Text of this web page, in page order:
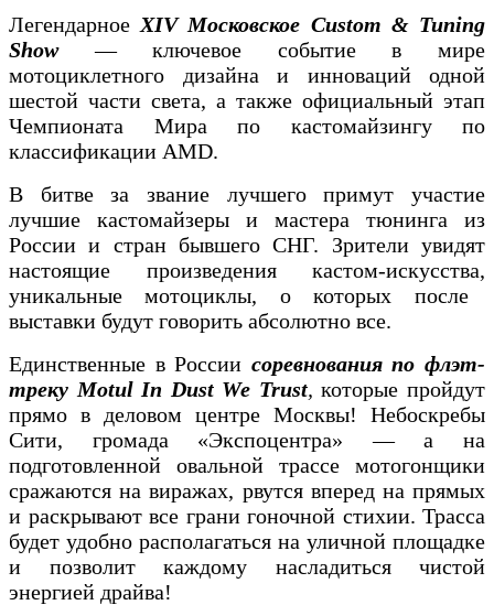
Легендарное XIV Московское Custom & Tuning
Show— ключевое событие в мире
мотоциклетного дизайна и инноваций одной
шестой части света, а также официальный этап
Чемпионата Мира по кастомайзингу по
классификации AMD.
В битве за звание лучшего примут участие
лучшие кастомайзеры и мастера тюнинга из
России и стран бывшего СНГ. Зрители увидят
настоящие произведения кастом-искусства,
уникальныемотоциклы, о которых после
выставки будут говорить абсолютно все.
Единственные в России соревнования по флэт-
треку Motul In Dust We Trust,которые пройдут
прямо в деловом центре Москвы! Небоскребы
Сити, громада «Экспоцентра» — а на
подготовленной овальной трассе мотогонщики
сражаются на виражах, рвутся вперед на прямых
и раскрывают все грани гоночной стихии. Трасса
будет удобно располагаться на уличной площадке
и позволит каждому насладиться чистой
энергией драйва!